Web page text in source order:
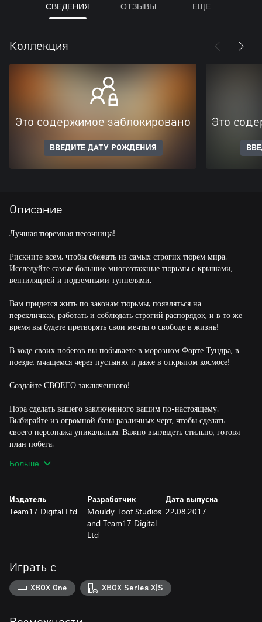
СВЕДЕНИЯ ОТЗЫВЫ ЕЩЕ
Коллекция
Это содержимое заблокировано
ВВЕДИТЕ ДАТУ РОЖДЕНИЯ
Это
Описание
Лучшая тюремная песочница!
Рискните всем, чтобы сбежать из самых строгих тюрем мира.
Исследуйте самые большие многоэтажные тюрьмы с крышами,
вентиляцией и подземными туннелями.
Вам придется жить по законам тюрьмы, появляться на
перекличках, работать и соблюдать строгий распорядок, и в то же
время вы будете претворять свои мечты о свободе в жизнь!
В ходе своих побегов вы побываете в морозном Форте Тундра, в
поезде, мчащемся через пустыню, и даже в открытом космосе!
Создайте СВОЕГО заключенного!
Пора сделать вашего заключенного вашим по-настоящему.
Выбирайте из огромной базы различных черт, чтобы сделать
своего персонажа уникальным. Важно выглядеть стильно, готовя
план побега.
Ко мне, команда для побега!
побега и придумывайте безумные планы вместе! Играйте онлайн
или соберитесь вместе на диване, чтобы вместе замышлять что-то
нехорошее. Объединив усилия, вы сможете придумать еще более
сложные и дерзкие планы.
Хотите посоревноваться? Скорее заходите в режим игры друг
против друга и покажите, что умеете сбегать из тюрем быстрее,
чем ваши друзья. А если и это не удастся, всегда можно решить
все вопросы дракой в тюремном дворе!
Продумайте свой побег!
Больше
Издатель
Team17 Digital Ltd
Разработчик
Mouldy Toof Studios
and Team17 Digital
Ltd
Дата выпуска
22.08.2017
Играть с
XBOX One XBOX Series X|S